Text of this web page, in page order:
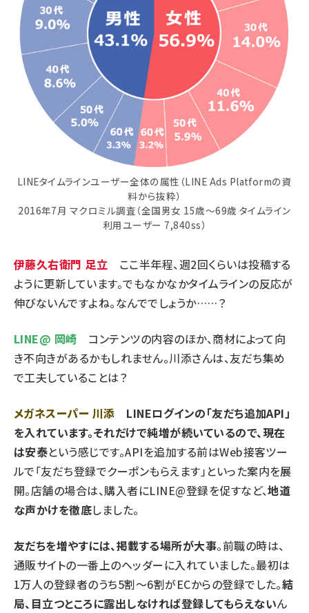
LINEタイムラインユーザー全体の属性（LINE Ads Platformの資
料から抜粋）
2016年7月 マクロミル調査（全国男女 15歳〜69歳 タイムライン
利用ユーザー 7,840ss）
伊藤久右衛門 足立 ここ半年程、週2回くらいは投稿する
ように更新しています。でもなかなかタイムラインの反応が
伸びないんですよね。なんででしょうか……？
LINE@ 岡崎 コンテンツの内容のほか、商材によって向
き不向きがあるかもしれません。川添さんは、友だち集め
で工夫していることは？
メガネスーパー 川添 LINEログインの「友だち追加API」
を入れています。それだけで純増が続いているので、現在
は安泰という感じです。APIを追加する前はWeb接客ツー
ルで「友だち登録でクーポンもらえます」といった案内を展
開。店舗の場合は、購入者にLINE@登録を促すなど、地道
な声かけを徹底しました。
友だちを増やすには、掲載する場所が大事。前職の時は、
通販サイトの一番上のヘッダーに入れていました。最初は
1万人の登録者のうち5割～6割がECからの登録でした。結
局、目立つところに露出しなければ登録してもらえないん